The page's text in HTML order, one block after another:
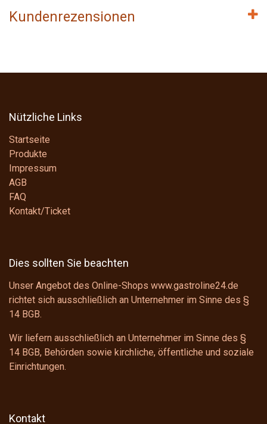
Kundenrezensionen
Nützliche Links
Startseite
Produkte
Impressum
AGB
FAQ
Kontakt/Ticket
Dies sollten Sie beachten
Unser Angebot des Online-Shops www.gastroline24.de
richtet sich ausschließlich an Unternehmer im Sinne des §
14 BGB.
Wir liefern ausschließlich an Unternehmer im Sinne des §
14 BGB, Behörden sowie kirchliche, öffentliche und soziale
Einrichtungen.
Kontakt